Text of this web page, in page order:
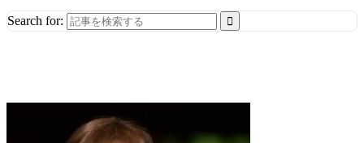
Search for: